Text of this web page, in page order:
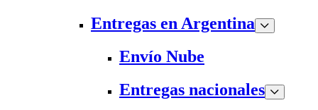
Entregas en Argentina
Envío Nube
Entregas nacionales